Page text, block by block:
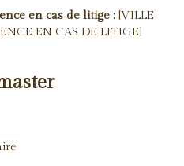
en cas de litige : [VILLE
EN CAS DE LITIGE]